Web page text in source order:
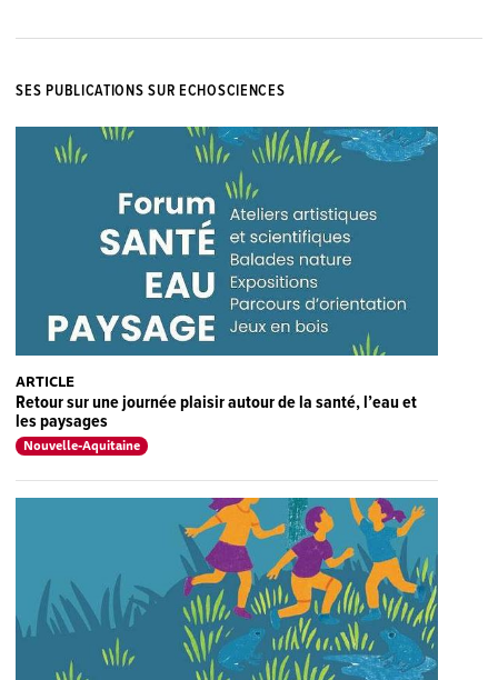
SES PUBLICATIONS SUR ECHOSCIENCES
ARTICLE
Retour sur une journée plaisir autour de la santé, l’eau et
les paysages
Nouvelle-Aquitaine